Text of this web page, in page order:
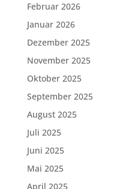
Februar 2026
Januar 2026
Dezember 2025
November 2025
Oktober 2025
September 2025
August 2025
Juli 2025
Juni 2025
Mai 2025
April 2025